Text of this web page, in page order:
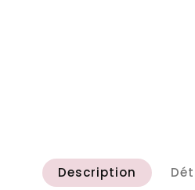
Description